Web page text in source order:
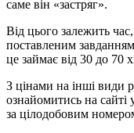
саме він «застряг».
Від цього залежить
поставленим
це займає від 30 до 70
З цінами на інші види
ознайомитись на сайті
за цілодобовим